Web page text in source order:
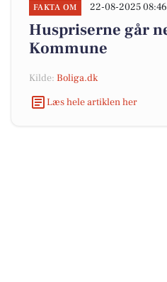
FAKTA OM 22-08-2025 08:46
Huspriserne går
Kommune
Kilde: Boliga.dk
Læs hele artiklen her